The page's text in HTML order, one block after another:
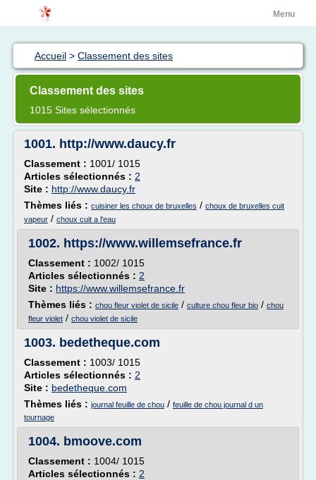
Menu
Accueil > Classement des sites
Classement des sites
1015 Sites sélectionnés
1001. http://www.daucy.fr
Classement : 1001/ 1015
Articles sélectionnés : 2
Site : http://www.daucy.fr
Thèmes liés : cuisiner les choux de bruxelles / choux de bruxelles cuit
vapeur / choux cuit a l'eau
1002. https://www.willemsefrance.fr
Classement : 1002/ 1015
Articles sélectionnés : 2
Site : https://www.willemsefrance.fr
Thèmes liés : chou fleur violet de sicile / culture chou fleur bio / chou
fleur violet / chou violet de sicile
1003. bedetheque.com
Classement : 1003/ 1015
Articles sélectionnés : 2
Site : bedetheque.com
Thèmes liés : journal feuille de chou / feuille de chou journal d un
tournage
1004. bmoove.com
Classement : 1004/ 1015
Articles sélectionnés : 2